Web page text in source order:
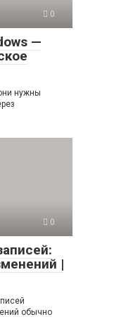
0
—
нужны
0
|
обычно